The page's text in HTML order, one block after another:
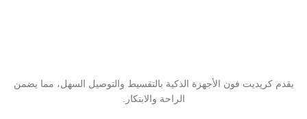
يقدم كريديت فون الأجهزة الذكية بالتقسيط والتوصيل السهل، مما يضمن
الراحة والابتكار.